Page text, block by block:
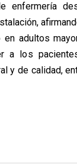
enfermería
adultos
a los
y de calidad,